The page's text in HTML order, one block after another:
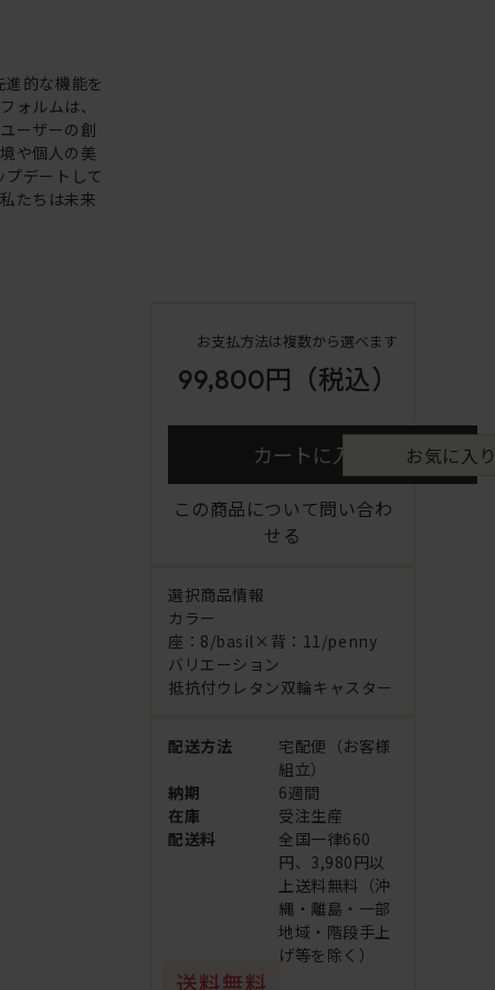
的な機能を
ォルムは、
ーザーの創
や個人の美
デートして
たちは未来
お支払方法は複数から選べます
99,800円 （税込）
カートに入れる お気に入
この商品について問い合わ
せる
選択商品情報
カラー
座：8/basil×背：11/penny
バリエーション
抵抗付ウレタン双輪キャスター
配送方法
宅配便（お客様
組立）
納期
6週間
在庫
受注生産
配送料
全国一律660
円、3,980円以
上送料無料（沖
縄・離島・一部
地域・階段手上
げ等を除く）